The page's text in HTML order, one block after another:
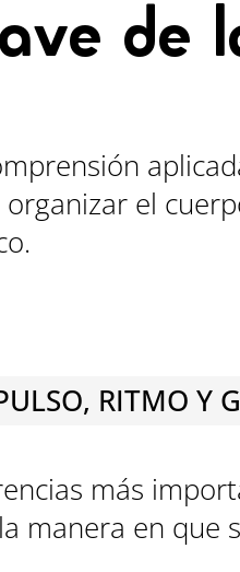
de
organizar el
RITMO Y
más
manera en que